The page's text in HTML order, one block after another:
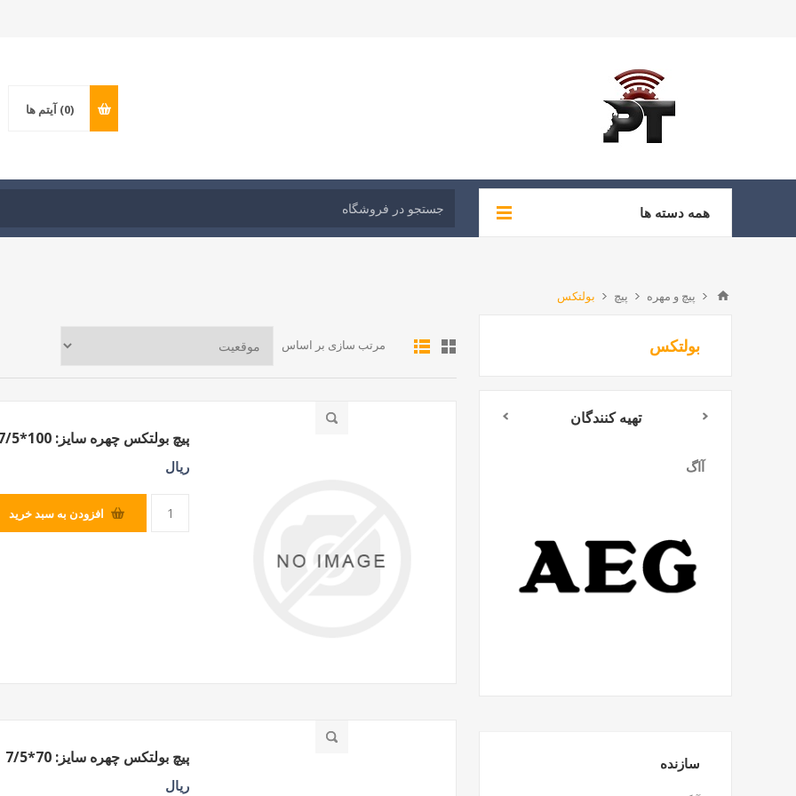
(0) آیتم ها
همه دسته ها
پیچ و مهره پیچ بولتکس
مرتب سازی بر اساس
پیچ بولتکس چهره سایز: 100*7/5
ریال
افزودن به سبد خرید
پیچ بولتکس چهره سایز: 70*7/5
ریال
بولتکس
تهیه کنندگان
آاگ SILVER
سازنده